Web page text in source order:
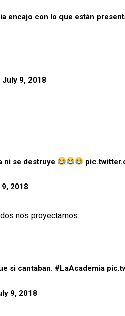
encajo con lo que están
July 9, 2018
ni se destruye
2018
nos proyectamos:
si cantaban. #LaAcademia
9, 2018